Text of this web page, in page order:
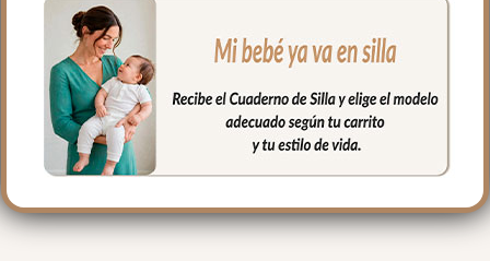
que cabe en cualquier bolso 25 x18cm.
Un accesorio que, a quien lo conoce, le
cuesta imaginar como vivía sin él.
Fabricados artesanalmente en España
con materiales de primera calidad.